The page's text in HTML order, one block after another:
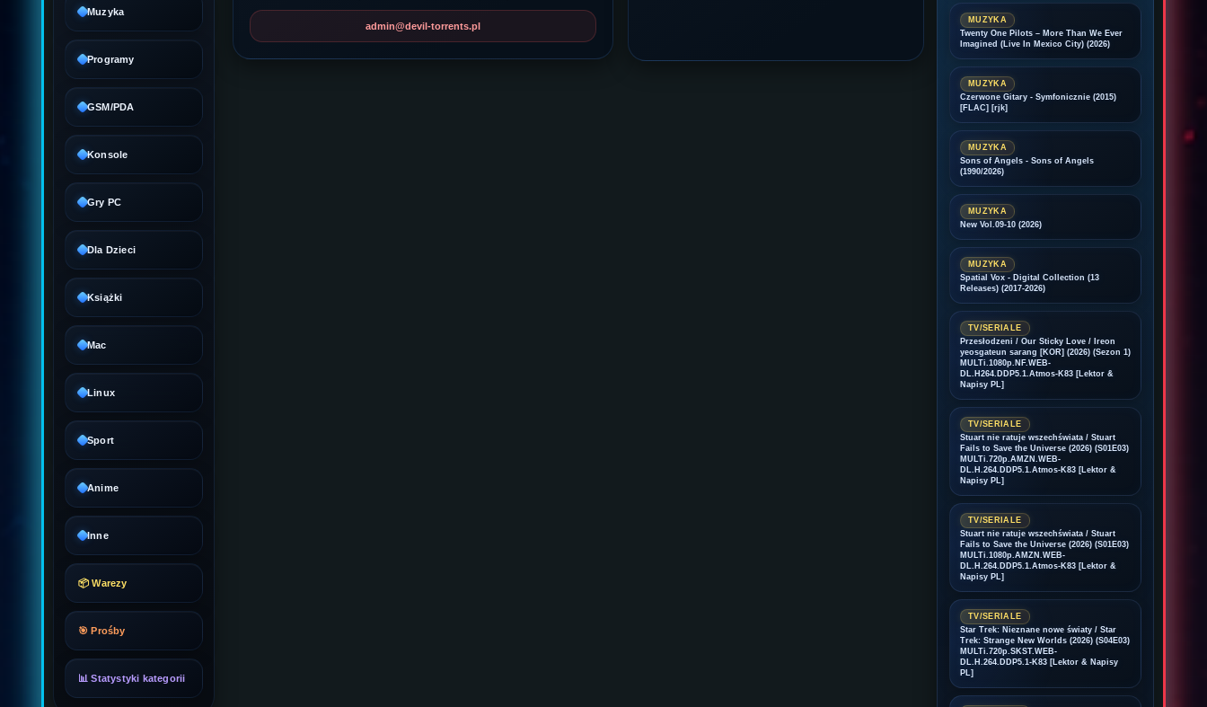
Muzyka
Programy
GSM/PDA
Konsole
Gry PC
Dla Dzieci
Książki
Mac
Linux
Sport
Anime
Inne
📦 Warezy
🎯 Prośby
📊 Statystyki kategorii
MUZYKA
Twenty One Pilots – More Than We Ever
Imagined (Live In Mexico City) (2026)
MUZYKA
Czerwone Gitary - Symfonicznie (2015)
[FLAC] [rjk]
MUZYKA
Sons of Angels - Sons of Angels
(1990/2026)
MUZYKA
New Vol.09-10 (2026)
MUZYKA
Spatial Vox - Digital Collection (13
Releases) (2017-2026)
TV/SERIALE
Przesłodzeni / Our Sticky Love / Ireon
yeosgateun sarang [KOR] (2026) (Sezon 1)
MULTi.1080p.NF.WEB-
DL.H264.DDP5.1.Atmos-K83 [Lektor &
Napisy PL]
TV/SERIALE
Stuart nie ratuje wszechświata / Stuart
Fails to Save the Universe (2026) (S01E03)
MULTi.720p.AMZN.WEB-
DL.H.264.DDP5.1.Atmos-K83 [Lektor &
Napisy PL]
TV/SERIALE
Stuart nie ratuje wszechświata / Stuart
Fails to Save the Universe (2026) (S01E03)
MULTi.1080p.AMZN.WEB-
DL.H.264.DDP5.1.Atmos-K83 [Lektor &
Napisy PL]
TV/SERIALE
Star Trek: Nieznane nowe światy / Star
Trek: Strange New Worlds (2026) (S04E03)
MULTi.720p.SKST.WEB-
DL.H.264.DDP5.1-K83 [Lektor & Napisy
PL]
admin@devil-torrents.pl